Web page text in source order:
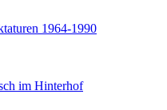
1964-1990
im Hinterhof